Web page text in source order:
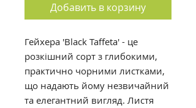
Добавить в корзину
Гейхера 'Black Taffeta' - це
розкішний сорт з глибокими,
практично чорними листками,
що надають йому незвичайний
та елегантний вигляд. Листя